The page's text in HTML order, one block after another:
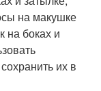
на макушке
на боках и
их в